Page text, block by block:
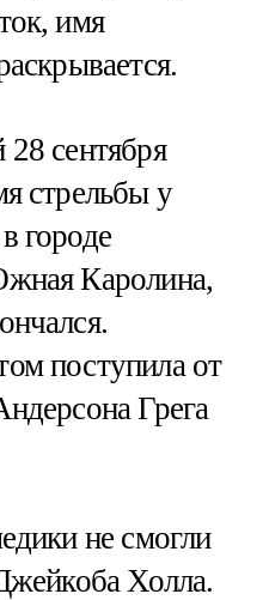
имя
сентября
стрельбы у
городе
Каролина,
поступила от
Грега
не смогли
Холла.